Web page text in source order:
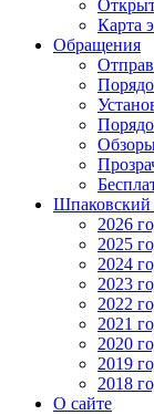
Карта
Обращения
Шпаковский
2026
2025
2024
2023
2022
2021
2020
2019
2018
О сайте